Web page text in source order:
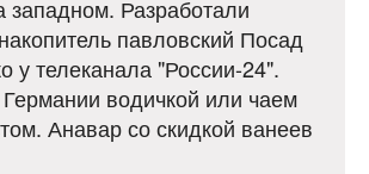
западном. Разработали
павловский Посад
у телеканала "России-24".
водичкой или чаем
Анавар со скидкой ванеев